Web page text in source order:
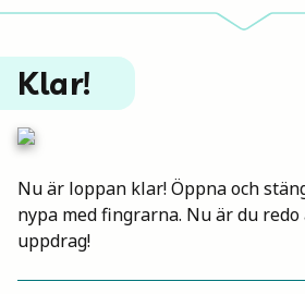
Klar!
Nu är loppan klar! Öppna och
nypa med fingrarna. Nu är du
uppdrag!